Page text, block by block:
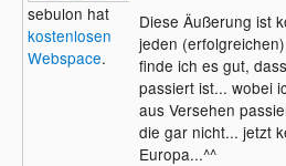
sebulon hat
kostenlosen
Webspace.
Diese Äußerung ist
jeden
finde ich es gut,
passiert ist... wobei
aus Versehen
die gar nicht... jetzt
Europa...^^